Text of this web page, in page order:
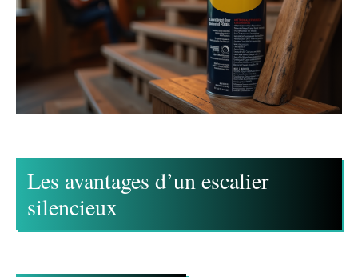
Les avantages d’un escalier
silencieux